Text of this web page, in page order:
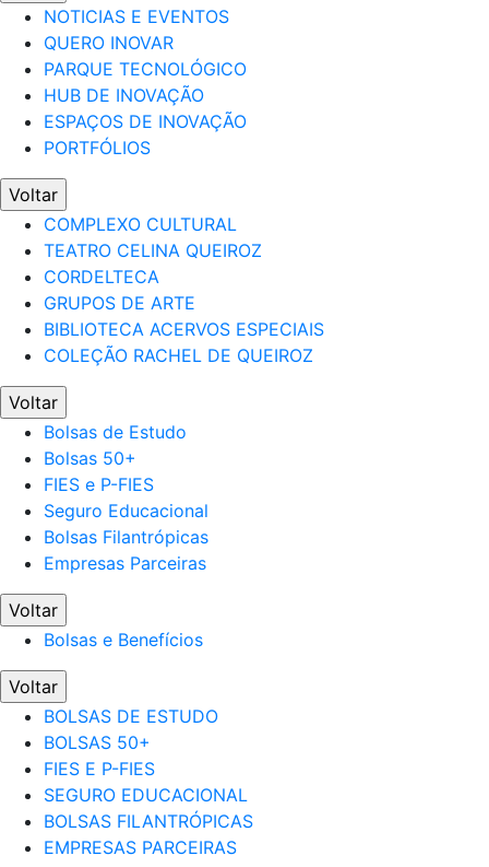
NOTICIAS E EVENTOS
QUERO INOVAR
PARQUE TECNOLÓGICO
HUB DE INOVAÇÃO
ESPAÇOS DE INOVAÇÃO
PORTFÓLIOS
Voltar
COMPLEXO CULTURAL
TEATRO CELINA QUEIROZ
CORDELTECA
GRUPOS DE ARTE
BIBLIOTECA ACERVOS ESPECIAIS
COLEÇÃO RACHEL DE QUEIROZ
Voltar
Bolsas de Estudo
Bolsas 50+
FIES e P-FIES
Seguro Educacional
Bolsas Filantrópicas
Empresas Parceiras
Voltar
Bolsas e Benefícios
Voltar
BOLSAS DE ESTUDO
BOLSAS 50+
FIES E P-FIES
SEGURO EDUCACIONAL
BOLSAS FILANTRÓPICAS
EMPRESAS PARCEIRAS